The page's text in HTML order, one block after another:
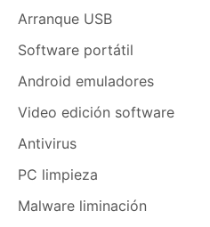
Arranque USB
Software portátil
Android emuladores
Video edición software
Antivirus
PC limpieza
Malware liminación